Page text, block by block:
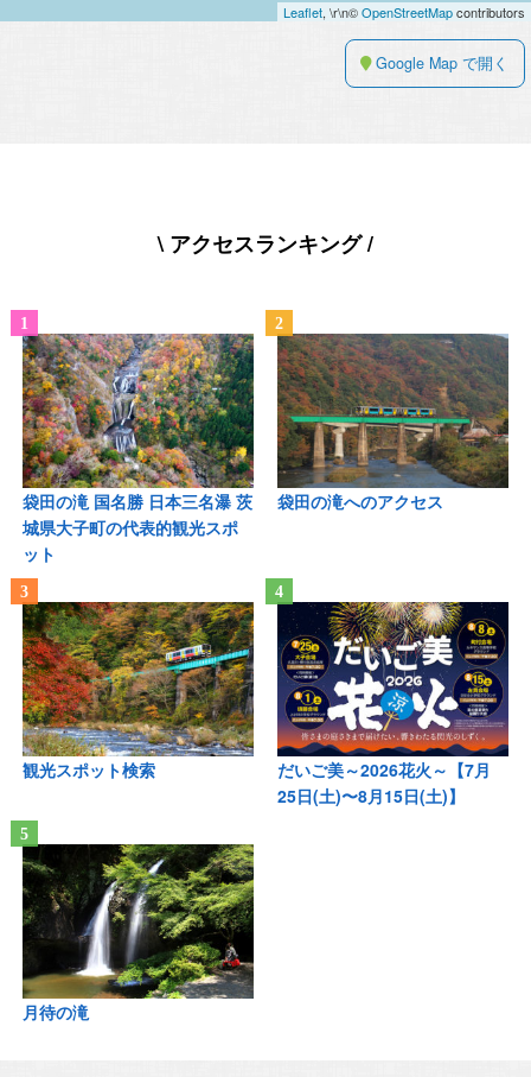
Leaflet, \r\n©OpenStreetMapcontributors
Google Map で開く
\ アクセスランキング /
袋田の滝 国名勝 日本三名瀑 茨
城県大子町の代表的観光スポ
ット
袋田の滝へのアクセス
観光スポット検索
だいご美～2026花火～【7月
25日(土)〜8月15日(土)】
月待の滝